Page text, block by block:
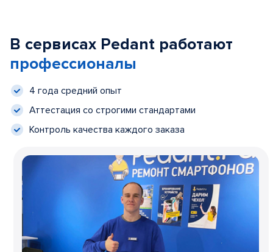
В сервисах Pedant работают
профессионалы
4 года средний опыт
Аттестация со строгими стандартами
Контроль качества каждого заказа